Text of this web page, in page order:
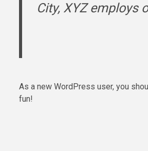
City, XYZ employs
As a new WordPress user, you
fun!